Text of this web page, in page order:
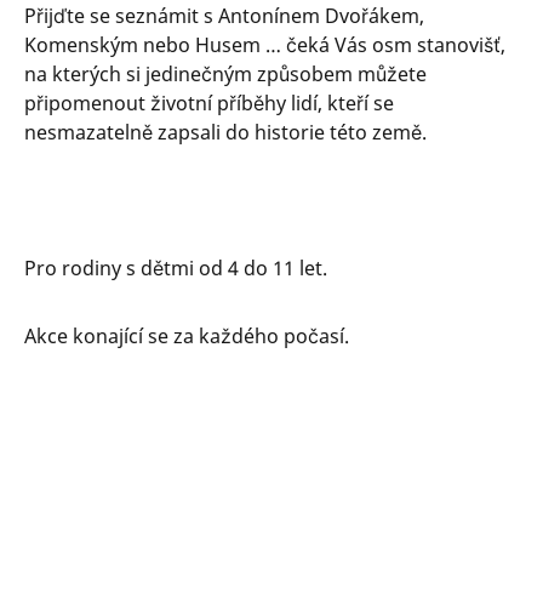
Přijďte se seznámit s Antonínem Dvořákem,
Komenským nebo Husem … čeká Vás osm stanovišť,
na kterých si jedinečným způsobem můžete
připomenout životní příběhy lidí, kteří se
nesmazatelně zapsali do historie této země.
Pro rodiny s dětmi od 4 do 11 let.
Akce konající se za každého počasí.